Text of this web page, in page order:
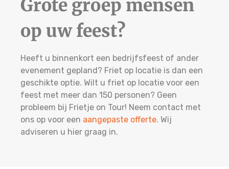
Grote groep mensen
op uw feest?
Heeft u binnenkort een bedrijfsfeest of ander
evenement gepland? Friet op locatie is dan een
geschikte optie. Wilt u friet op locatie voor een
feest met meer dan 150 personen? Geen
probleem bij Frietje on Tour! Neem contact met
ons op voor een aangepaste offerte. Wij
adviseren u hier graag in.